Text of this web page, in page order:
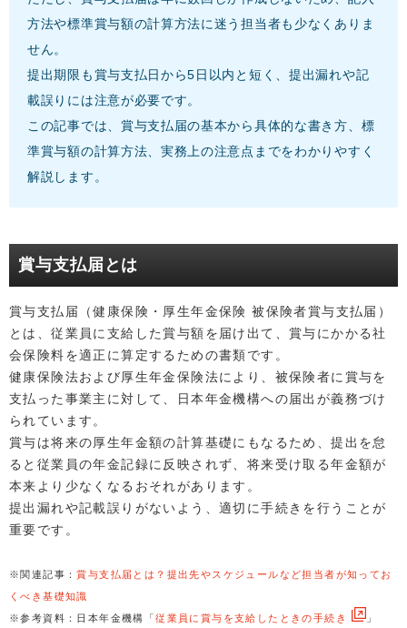
方法や標準賞与額の計算方法に迷う担当者も少なくありま
せん。
提出期限も賞与支払日から5日以内と短く、提出漏れや記
載誤りには注意が必要です。
この記事では、賞与支払届の基本から具体的な書き方、標
準賞与額の計算方法、実務上の注意点までをわかりやすく
解説します。
賞与支払届とは
賞与支払届（健康保険・厚生年金保険 被保険者賞与支払届）
とは、従業員に支給した賞与額を届け出て、賞与にかかる社
会保険料を適正に算定するための書類です。
健康保険法および厚生年金保険法により、被保険者に賞与を
支払った事業主に対して、日本年金機構への届出が義務づけ
られています。
賞与は将来の厚生年金額の計算基礎にもなるため、提出を怠
ると従業員の年金記録に反映されず、将来受け取る年金額が
本来より少なくなるおそれがあります。
提出漏れや記載誤りがないよう、適切に手続きを行うことが
重要です。
※関連記事：賞与支払届とは？提出先やスケジュールなど担当者が知ってお
くべき基礎知識
※参考資料：日本年金機構「従業員に賞与を支給したときの手続き 」